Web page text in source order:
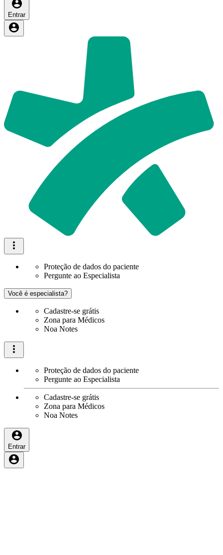
Entrar
Proteção de dados do paciente
Pergunte ao Especialista
Você é especialista?
Cadastre-se grátis
Zona para Médicos
Noa Notes
Proteção de dados do paciente
Pergunte ao Especialista
Cadastre-se grátis
Zona para Médicos
Noa Notes
Entrar